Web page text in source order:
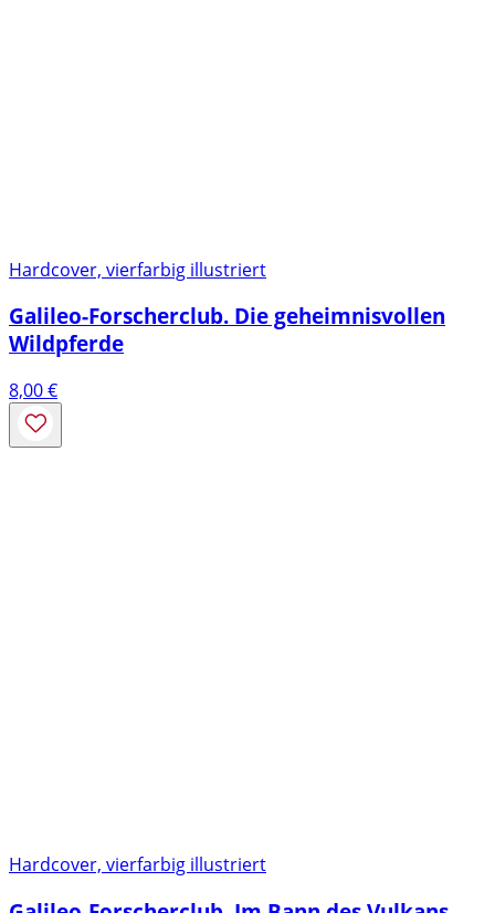
Hardcover, vierfarbig illustriert
Galileo-Forscherclub. Die geheimnisvollen
Wildpferde
8,00€
Hardcover, vierfarbig illustriert